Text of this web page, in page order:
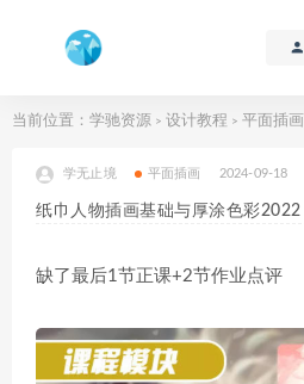
当前位置： 学驰资源 > 设计教程 > 平面插画
学无止境 平面插画 2024-09-18
纸巾人物插画基础与厚涂色彩2022
缺了最后1节正课+2节作业点评